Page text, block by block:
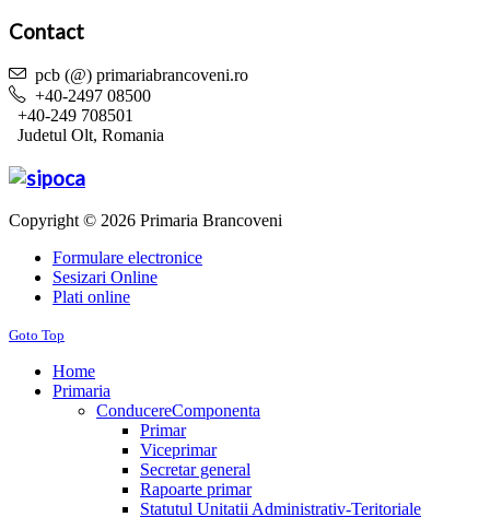
Contact
pcb (@) primariabrancoveni.ro
+40-2497 08500
+40-249 708501
Judetul Olt, Romania
Copyright © 2026 Primaria Brancoveni
Formulare electronice
Sesizari Online
Plati online
Goto Top
Home
Primaria
ConducereComponenta
Primar
Viceprimar
Secretar general
Rapoarte primar
Statutul Unitatii Administrativ-Teritoriale